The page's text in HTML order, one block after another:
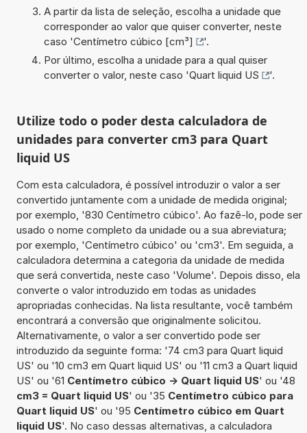
A partir da lista de seleção, escolha a unidade que
corresponder ao valor que quiser converter, neste
caso 'Centímetro cúbico [cm³]
'.
Por último, escolha a unidade para a qual quiser
converter o valor, neste caso 'Quart liquid US '.
Utilize todo o poder desta calculadora de
unidades para converter cm3 para Quart
liquid US
Com esta calculadora, é possível introduzir o valor a ser
convertido juntamente com a unidade de medida original;
por exemplo, '830 Centímetro cúbico'. Ao fazê-lo, pode ser
usado o nome completo da unidade ou a sua abreviatura;
por exemplo, 'Centímetro cúbico' ou 'cm3'. Em seguida, a
calculadora determina a categoria da unidade de medida
que será convertida, neste caso 'Volume'. Depois disso, ela
converte o valor introduzido em todas as unidades
apropriadas conhecidas. Na lista resultante, você também
encontrará a conversão que originalmente solicitou.
Alternativamente, o valor a ser convertido pode ser
introduzido da seguinte forma: '74 cm3 para Quart liquid
US' ou '10 cm3 em Quart liquid US' ou '11 cm3 a Quart liquid
US' ou '61 Centímetro cúbico -> Quart liquid US' ou '48
cm3 = Quart liquid US' ou '35 Centímetro cúbico para
Quart liquid US' ou '95 Centímetro cúbico em Quart
liquid US'. No caso dessas alternativas, a calculadora